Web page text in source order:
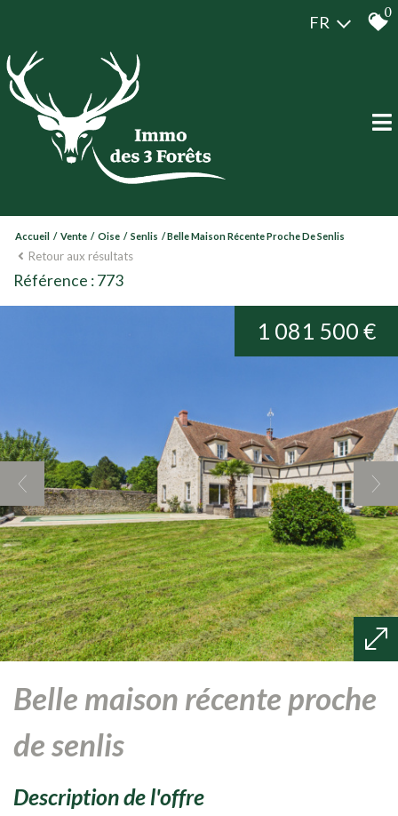
FR 0
Accueil Vente Oise Senlis Belle Maison Récente Proche De Senlis
Retour aux résultats
Référence : 773
1 081 500 €
belle maison récente proche
de senlis
description de l'offre